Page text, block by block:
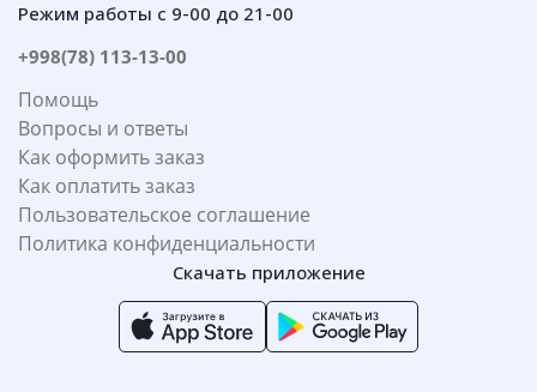
Режим работы с 9-00 до 21-00
+998(78) 113-13-00
Помощь
Вопросы и ответы
Как оформить заказ
Как оплатить заказ
Пользовательское соглашение
Политика конфиденциальности
Скачать приложение